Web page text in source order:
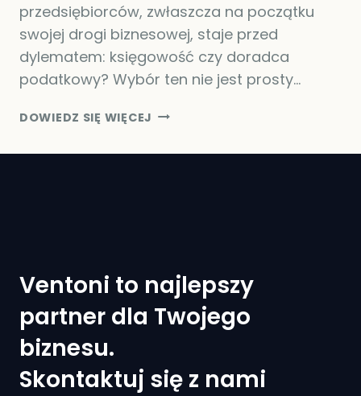
przedsiębiorców, zwłaszcza na początku
swojej drogi biznesowej, staje przed
dylematem: księgowość czy doradca
podatkowy? Wybór ten nie jest prosty…
DOWIEDZ SIĘ WIĘCEJ KSIĘGOWOŚĆ
DORADCA
FIRMY?
Ventoni to najlepszy
partner dla Twojego
biznesu.
Skontaktuj się z nami